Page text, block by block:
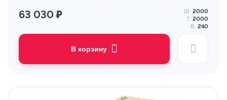
63 030 ₽ Ш: 2000
Г: 2000
В: 240
В корзину